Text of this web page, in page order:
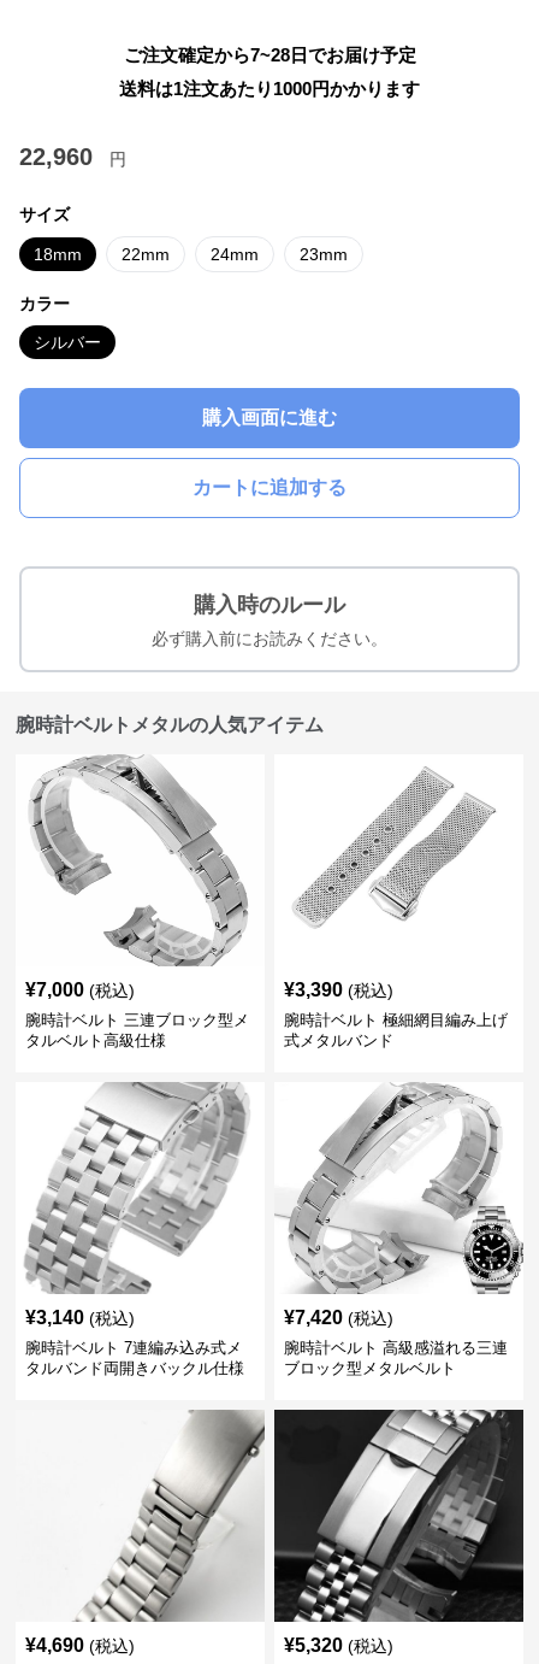
ご注文確定から7~28日でお届け予定
送料は1注文あたり 1000円かかります
22,960 円
サイズ
18mm 22mm 24mm 23mm
カラー
シルバー
購入画面に進む
カートに追加する
購入時のルール
必ず購入前にお読みください。
腕時計ベルトメタルの人気アイテム
¥7,000 (税込)
腕時計ベルト 三連ブロック型メ
タルベルト高級仕様
¥3,390 (税込)
腕時計ベルト 極細網目編み上げ
式メタルバンド
¥3,140 (税込)
腕時計ベルト 7連編み込み式メ
タルバンド両開きバックル仕様
¥7,420 (税込)
腕時計ベルト 高級感溢れる三連
ブロック型メタルベルト
¥4,690 (税込) ¥5,320 (税込)